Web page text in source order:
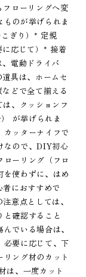
ローリングへ変
のが挙げられま
ぎり）* 定規
に応じて）* 接着
電動ドライバ
具は、ホームセ
どで全て揃える
、クッションフ
が挙げられま
カッターナイフで
なので、DIY初心
ーリング（フロ
を使わずに、はめ
におすすめで
意点としては、
確認すること
でいる場合は、
必要に応じて、下
ング材のカット
は、一度カット